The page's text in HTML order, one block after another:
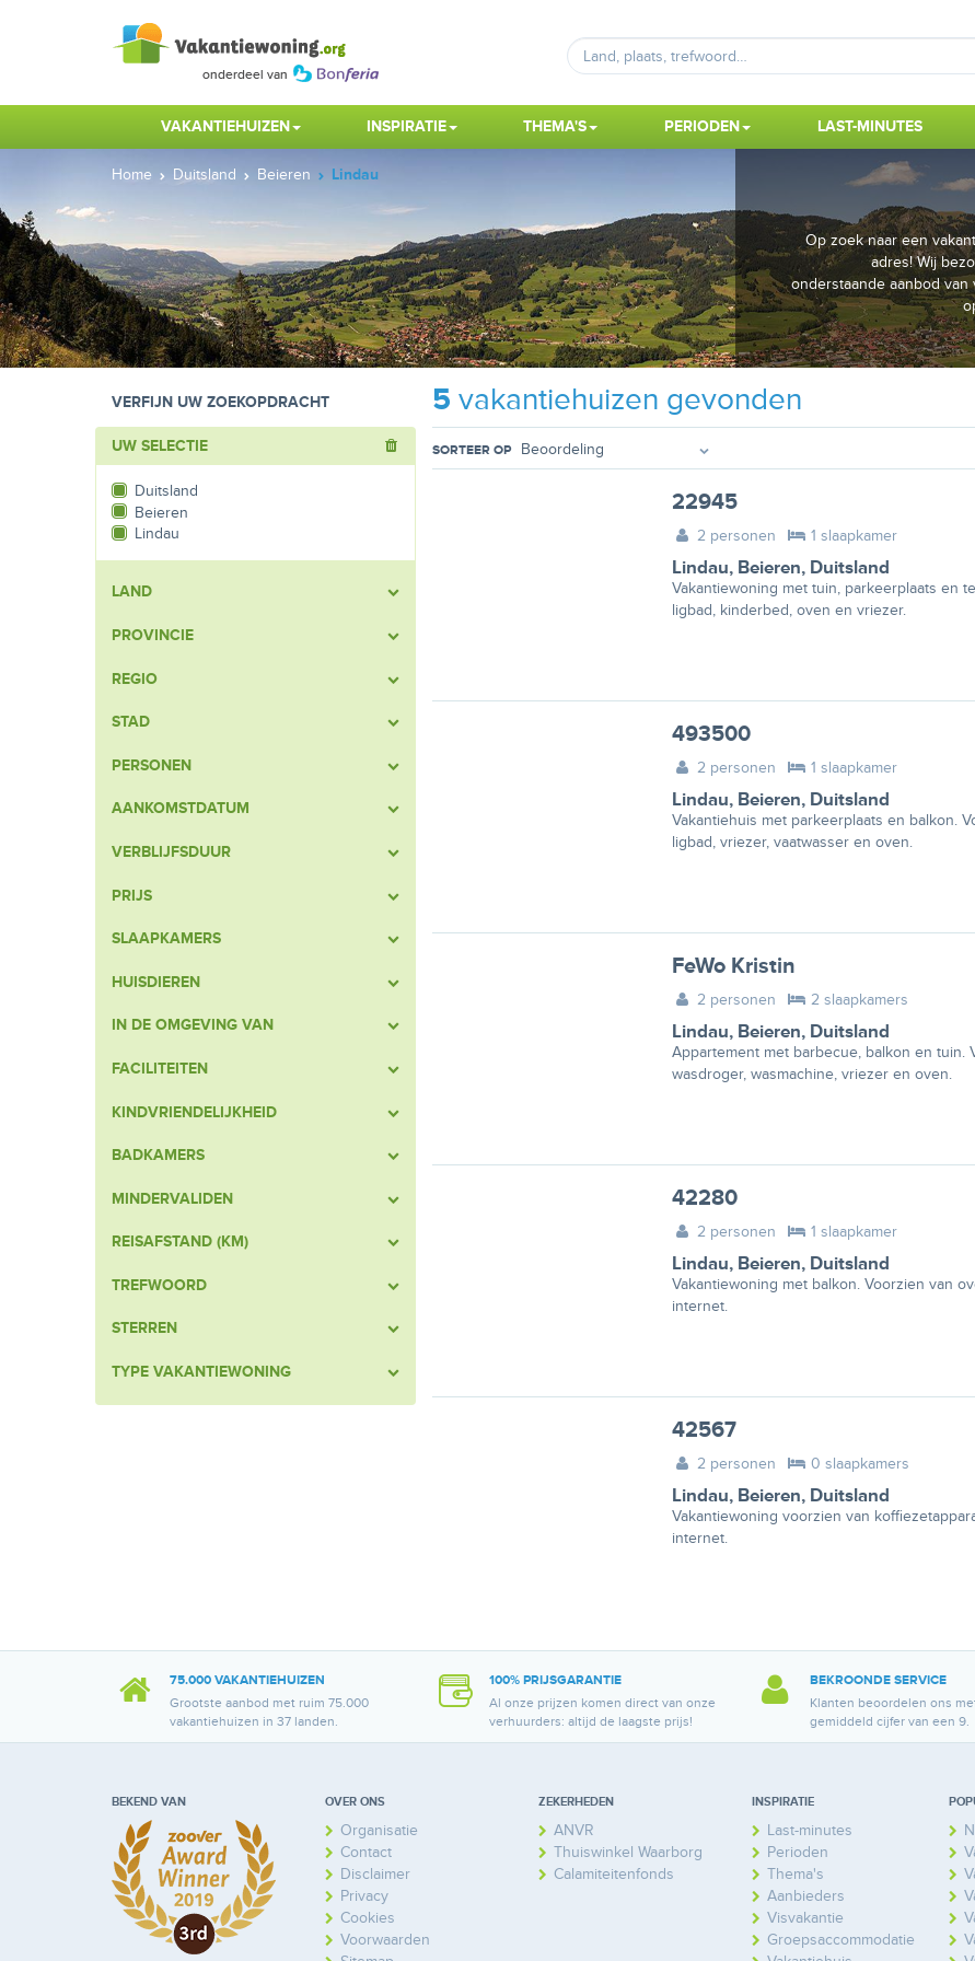
VAKANTIEHUIZEN INSPIRATIE THEMA'S PERIODEN LAST-MINUTES
Home Duitsland Beieren Lindau
Op zoek naar een
adres! Wij
onderstaande aanbod
VERFIJN UW ZOEKOPDRACHT 5 vakantiehuizen gevonden
UW SELECTIE
Duitsland
Beieren
Lindau
LAND
PROVINCIE
REGIO
STAD
PERSONEN
AANKOMSTDATUM
VERBLIJFSDUUR
PRIJS
SLAAPKAMERS
HUISDIEREN
IN DE OMGEVING VAN
FACILITEITEN
KINDVRIENDELIJKHEID
BADKAMERS
MINDERVALIDEN
REISAFSTAND (KM)
TREFWOORD
STERREN
TYPE VAKANTIEWONING
SORTEER OP
22945
2 personen 1 slaapkamer
Lindau, Beieren, Duitsland
Vakantiewoning met tuin, parkeerplaats en
ligbad, kinderbed, oven en vriezer.
493500
2 personen 1 slaapkamer
Lindau, Beieren, Duitsland
Vakantiehuis met parkeerplaats en balkon.
ligbad, vriezer, vaatwasser en oven.
FeWo Kristin
2 personen 2 slaapkamers
Lindau, Beieren, Duitsland
Appartement met barbecue, balkon en tuin.
wasdroger, wasmachine, vriezer en oven.
42280
2 personen 1 slaapkamer
Lindau, Beieren, Duitsland
Vakantiewoning met balkon. Voorzien van
internet.
42567
2 personen 0 slaapkamers
Lindau, Beieren, Duitsland
Vakantiewoning voorzien van
internet.
75.000 VAKANTIEHUIZEN
Grootste aanbod met ruim 75.000
vakantiehuizen in 37 landen.
100% PRIJSGARANTIE
Al onze prijzen komen direct van onze
verhuurders: altijd de laagste prijs!
BEKROONDE SERVICE
Klanten beoordelen ons
gemiddeld cijfer van een 9.
BEKEND VAN OVER ONS
Organisatie
Contact
Disclaimer
Privacy
Cookies
Voorwaarden
ZEKERHEDEN
ANVR
Thuiswinkel Waarborg
Calamiteitenfonds
INSPIRATIE
Last-minutes
Perioden
Thema's
Aanbieders
Visvakantie
Groepsaccommodatie